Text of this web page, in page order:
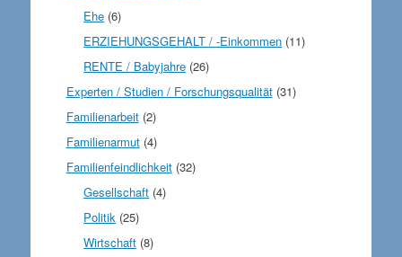
Ehe (6)
ERZIEHUNGSGEHALT / -Einkommen (11)
RENTE / Babyjahre (26)
Experten / Studien / Forschungsqualität(31)
Familienarbeit(2)
Familienarmut(4)
Familienfeindlichkeit(32)
Gesellschaft (4)
Politik (25)
Wirtschaft (8)